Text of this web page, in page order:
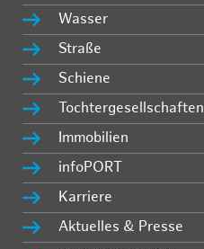
Wasser
Straße
Schiene
Tochtergesellschaften
Immobilien
infoPORT
Karriere
Aktuelles & Presse